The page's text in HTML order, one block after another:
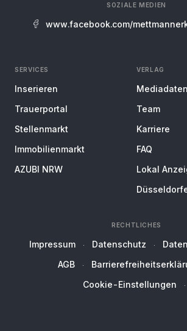
SOZIALE MEDIEN
www.facebook.com/
SERVICES
Inserieren
Trauerportal
Stellenmarkt
Immobilienmarkt
AZUBI NRW
VERLAG
Mediadaten
Team
Karriere
FAQ
Lokal
RECHTLICHES
Impressum Datenschutz
AGB
Cookie-Einstellungen